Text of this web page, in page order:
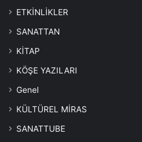
ETKİNLİKLER
SANATTAN
KİTAP
KÖŞE YAZILARI
Genel
KÜLTÜREL MİRAS
SANATTUBE